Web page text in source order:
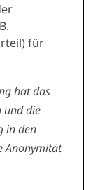
für
hat das
und die
in den
Anonymität